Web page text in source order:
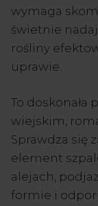
wymaga
świetnie
rośliny
uprawie.
To doskonała
wiejskim,
Sprawdza się
element
alejach,
formie i